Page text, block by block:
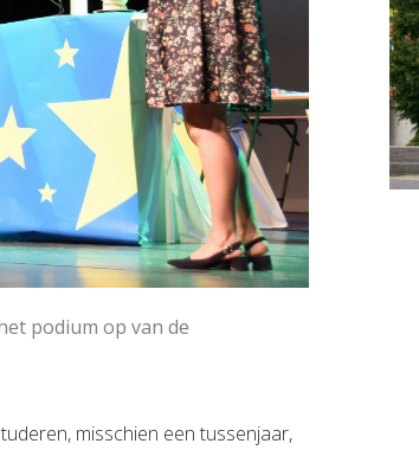
podium op van de
misschien een tussenjaar,